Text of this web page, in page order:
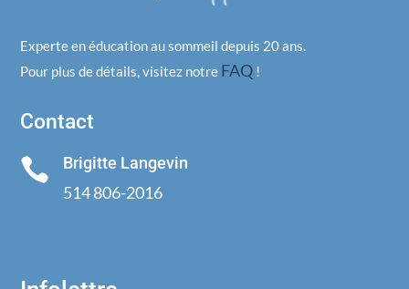
Experte en éducation au sommeil depuis 20 ans.
Pour plus de détails, visitez notre FAQ !
Contact
 Brigitte Langevin
514 806-2016